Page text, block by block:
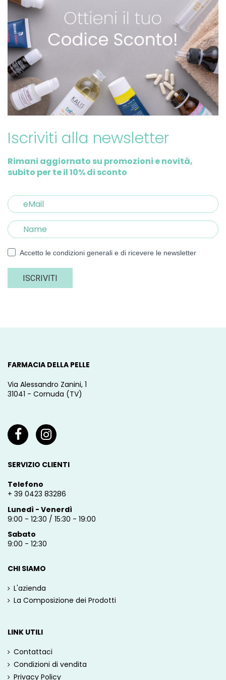
Iscriviti alla newsletter
Rimani aggiornato su promozioni e novità,
subito per te il 10% di sconto
Accetto le condizioni generali e di ricevere le newsletter
ISCRIVITI
FARMACIA DELLA PELLE
Via Alessandro Zanini, 1
31041 - Cornuda (TV)
SERVIZIO CLIENTI
Telefono
+ 39 0423 83286
Lunedì - Venerdì
9:00 - 12:30 / 15:30 - 19:00
Sabato
9:00 - 12:30
CHI SIAMO
L'azienda
La Composizione dei Prodotti
LINK UTILI
Contattaci
Condizioni di vendita
Privacy Policy